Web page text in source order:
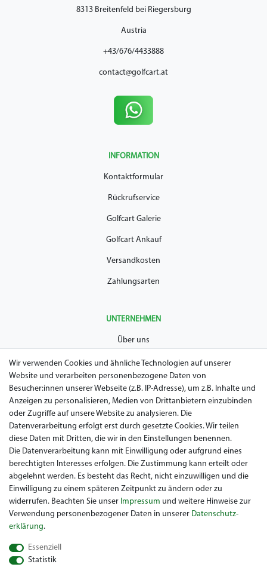
8313 Breitenfeld bei Riegersburg
Austria
+43/676/4433888
contact@golfcart.at
INFORMATION
Kontaktformular
Rückrufservice
Golfcart Galerie
Golfcart Ankauf
Versandkosten
Zahlungsarten
UNTERNEHMEN
Über uns
AGB
Datenschutz
Impressum
Widerrufsrecht
Garantie / Gewährleistung
Sie suchen ein gebrauchtes Golf Car? Maiers Golfcarts ist Ihr
österreichischer Golfcar Händler für Clubcar, Ezgo, Garia, Melex
Wir verwenden Cookies und ähnliche Technologien auf unserer
Website und verarbeiten personenbezogene Daten von
Besucher:innen unserer Webseite (z.B. IP-Adresse), um z.B. Inhalte und
Anzeigen zu personalisieren, Medien von Drittanbietern einzubinden
oder Zugriffe auf unsere Website zu analysieren. Die
Datenverarbeitung erfolgt erst durch gesetzte Cookies. Wir teilen
diese Daten mit Dritten, die wir in den Einstellungen benennen.
Die Datenverarbeitung kann mit Einwilligung oder aufgrund eines
berechtigten Interesses erfolgen. Die Zustimmung kann erteilt oder
abgelehnt werden. Es besteht das Recht, nicht einzuwilligen und die
Einwilligung zu einem späteren Zeitpunkt zu ändern oder zu
widerrufen. Beachten Sie unser Impressum und weitere Hinweise zur
Verwendung personenbezogener Daten in unserer Daten­schutz­
erklärung.
Essenziell
Statistik